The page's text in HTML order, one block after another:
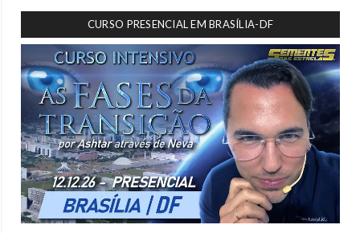
CURSO PRESENCIAL EM BRASÍLIA-DF